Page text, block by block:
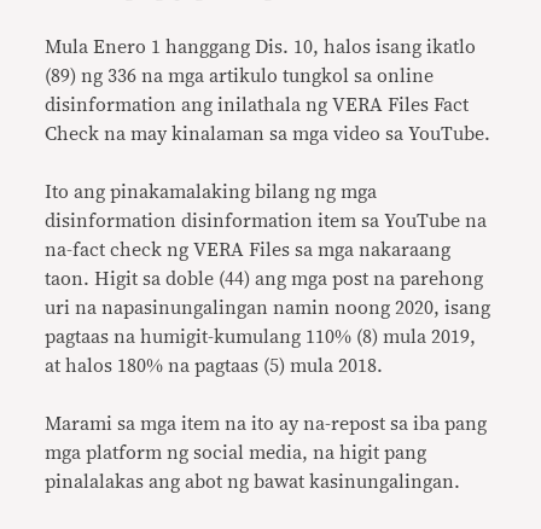
Mula Enero 1 hanggang Dis. 10, halos isang ikatlo
(89) ng 336 na mga artikulo tungkol sa online
disinformation ang inilathala ng VERA Files Fact
Check na may kinalaman sa mga video sa YouTube.
Ito ang pinakamalaking bilang ng mga
disinformation disinformation item sa YouTube na
na-fact check ng VERA Files sa mga nakaraang
taon. Higit sa doble (44) ang mga post na parehong
uri na napasinungalingan namin noong 2020, isang
pagtaas na humigit-kumulang 110% (8) mula 2019,
at halos 180% na pagtaas (5) mula 2018.
Marami sa mga item na ito ay na-repost sa iba pang
mga platform ng social media, na higit pang
pinalalakas ang abot ng bawat kasinungalingan.